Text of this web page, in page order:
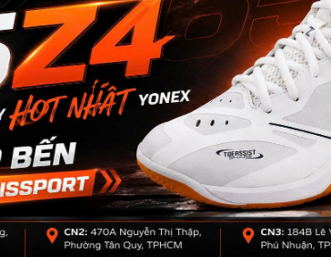
New
Mua Ngay
☆☆☆☆☆(0)
Mua Ngay
☆ ☆☆☆(0)